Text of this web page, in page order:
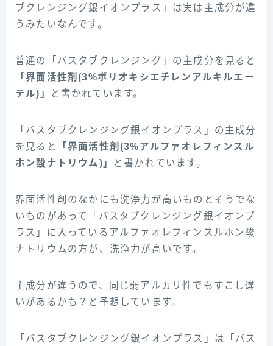
ブクレンジング銀イオンプラス」は実は主成分が違
うみたいなんです。
普通の「バスタブクレンジング」の主成分を見ると
「界面活性剤(3%ポリオキシエチレンアルキルエー
テル)」
と書かれています。
「バスタブクレンジング銀イオンプラス」の主成分
を見ると
「界面活性剤(3%アルファオレフィンスル
ホン酸ナトリウム)」
と書かれています。
界面活性剤のなかにも洗浄力が高いものとそうでな
いものがあって「バスタブクレンジング銀イオンプ
ラス」に入っているアルファオレフィンスルホン酸
ナトリウムの方が、洗浄力が高いです。
主成分が違うので、同じ弱アルカリ性でもすこし違
いがあるかも？と予想しています。
「バスタブクレンジング銀イオンプラス」は「バス